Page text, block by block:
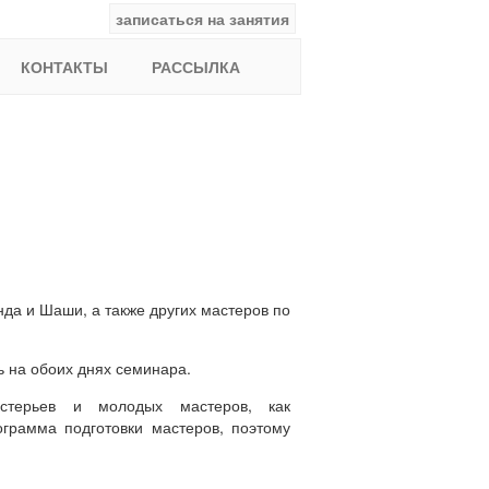
записаться на занятия
КОНТАКТЫ РАССЫЛКА
и Шаши, а также других мастеров по
на обоих днях семинара.
и молодых мастеров, как
подготовки мастеров, поэтому